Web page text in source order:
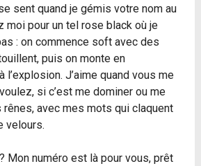
sent quand je gémis votre nom au
moi pour un tel rose black où je
: on commence soft avec des
puis on monte en
l’explosion. J’aime quand vous me
si c’est me dominer ou me
avec mes mots qui claquent
velours.
Mon numéro est là pour vous, prêt